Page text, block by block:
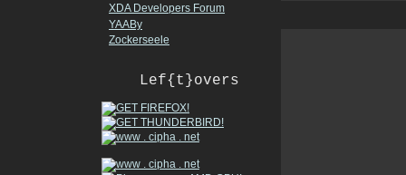
XDA Developers Forum
YAABy
Zockerseele
Lef{t}overs